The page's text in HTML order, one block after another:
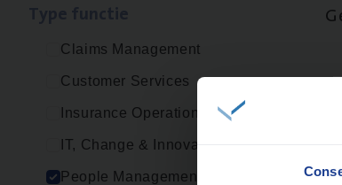
Claims Management
Customer Services
Insurance Operations
IT, Change & Innovation
People Management